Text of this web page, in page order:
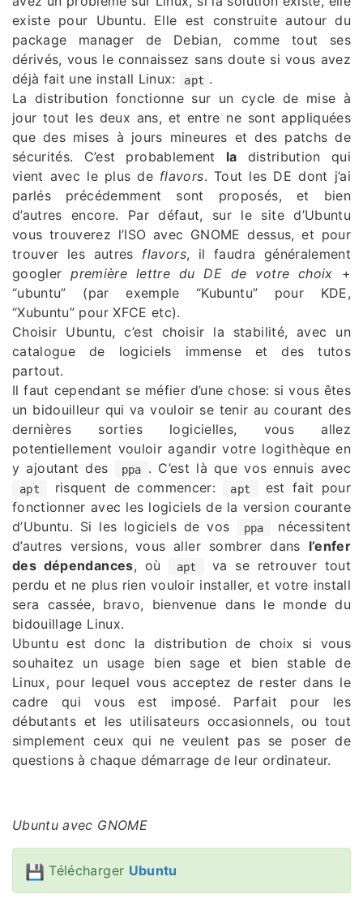
existe pour Ubuntu. Elle est construite autour du
package manager de Debian, comme tout ses
dérivés, vous le connaissez sans doute si vous avez
déjà fait une install Linux:
apt .
La distribution fonctionne sur un cycle de mise à
jour tout les deux ans, et entre ne sont appliquées
que des mises à jours mineures et des patchs de
sécurités. C’est probablement la distribution qui
vient avec le plus de flavors. Tout les DE dont j’ai
parlés précédemment sont proposés, et bien
d’autres encore. Par défaut, sur le site d’Ubuntu
vous trouverez l’ISO avec GNOME dessus, et pour
trouver les autres flavors, il faudra généralement
googlerpremière lettre du DE de votre choix +
“ubuntu” (par exemple “Kubuntu” pour KDE,
“Xubuntu” pour XFCE etc).
Choisir Ubuntu, c’est choisir la stabilité, avec un
catalogue de logiciels immense et des tutos
partout.
Il faut cependant se méfier d’une chose: si vous êtes
un bidouilleur qui va vouloir se tenir au courant des
dernières sorties logicielles, vous allez
potentiellement vouloir agandir votre logithèque en
y ajoutant des
ppa . C’est là que vos ennuis avec
apt risquent de commencer: apt
est fait pour
fonctionner avec les logiciels de la version courante
d’Ubuntu. Si les logiciels de vos
ppa
nécessitent
d’autres versions, vous aller sombrer dans l’enfer
des dépendances, où apt
va se retrouver tout
perdu et ne plus rien vouloir installer, et votre install
sera cassée, bravo, bienvenue dans le monde du
bidouillage Linux.
Ubuntu est donc la distribution de choix si vous
souhaitez un usage bien sage et bien stable de
Linux, pour lequel vous acceptez de rester dans le
cadre qui vous est imposé. Parfait pour les
débutants et les utilisateurs occasionnels, ou tout
simplement ceux qui ne veulent pas se poser de
questions à chaque démarrage de leur ordinateur.
Ubuntu avec GNOME
Télécharger Ubuntu